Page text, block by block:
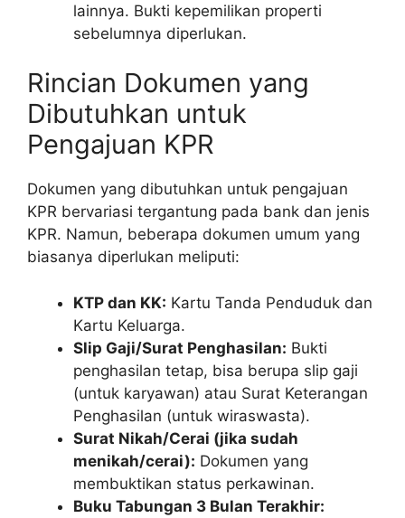
lainnya. Bukti kepemilikan properti
sebelumnya diperlukan.
Rincian Dokumen yang
Dibutuhkan untuk
Pengajuan KPR
Dokumen yang dibutuhkan untuk pengajuan
KPR bervariasi tergantung pada bank dan jenis
KPR. Namun, beberapa dokumen umum yang
biasanya diperlukan meliputi:
KTP dan KK: Kartu Tanda Penduduk dan
Kartu Keluarga.
Slip Gaji/Surat Penghasilan: Bukti
penghasilan tetap, bisa berupa slip gaji
(untuk karyawan) atau Surat Keterangan
Penghasilan (untuk wiraswasta).
Surat Nikah/Cerai (jika sudah
menikah/cerai): Dokumen yang
membuktikan status perkawinan.
Buku Tabungan 3 Bulan Terakhir: